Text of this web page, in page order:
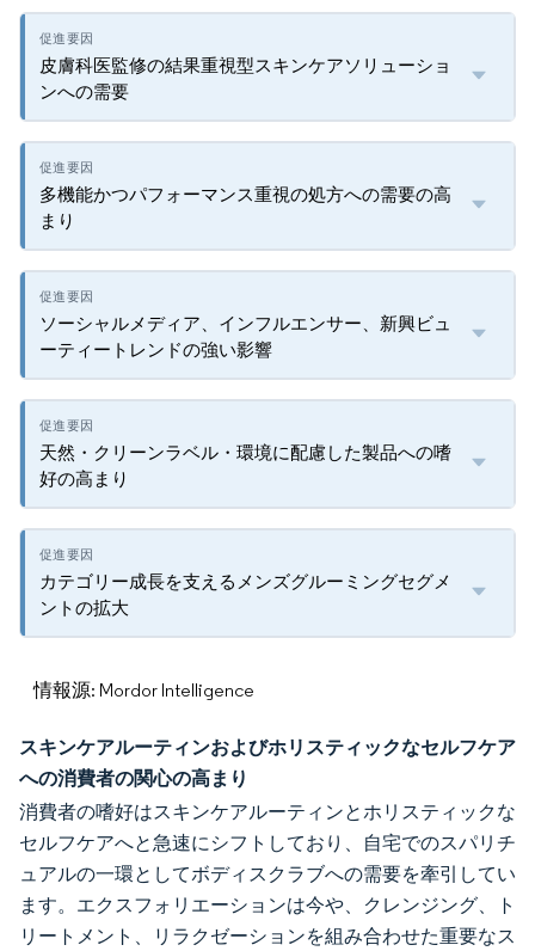
皮膚科医監修の結果重視型スキンケアソリューショ
ンへの需要
多機能かつパフォーマンス重視の処方への需要の高
まり
ソーシャルメディア、インフルエンサー、新興ビュ
ーティートレンドの強い影響
天然・クリーンラベル・環境に配慮した製品への嗜
好の高まり
カテゴリー成長を支えるメンズグルーミングセグメ
ントの拡大
情報源: Mordor Intelligence
スキンケアルーティンおよびホリスティックなセルフケア
への消費者の関心の高まり
消費者の嗜好はスキンケアルーティンとホリスティックな
セルフケアへと急速にシフトしており、自宅でのスパリチ
ュアルの一環としてボディスクラブへの需要を牽引してい
ます。エクスフォリエーションは今や、クレンジング、ト
リートメント、リラクゼーションを組み合わせた重要なス